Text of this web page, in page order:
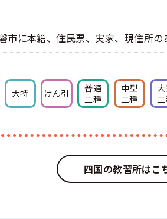
市に本籍、住民票、実家、現住所の
大特 けん引
普通
二種
中型
二種
四国の教習所はこ